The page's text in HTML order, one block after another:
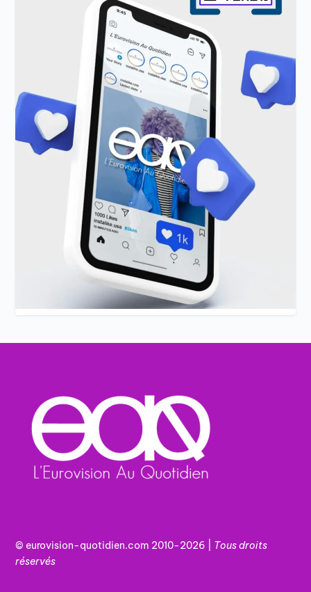
© eurovision-quotidien.com 2010-2026 | Tousdroits
réservés